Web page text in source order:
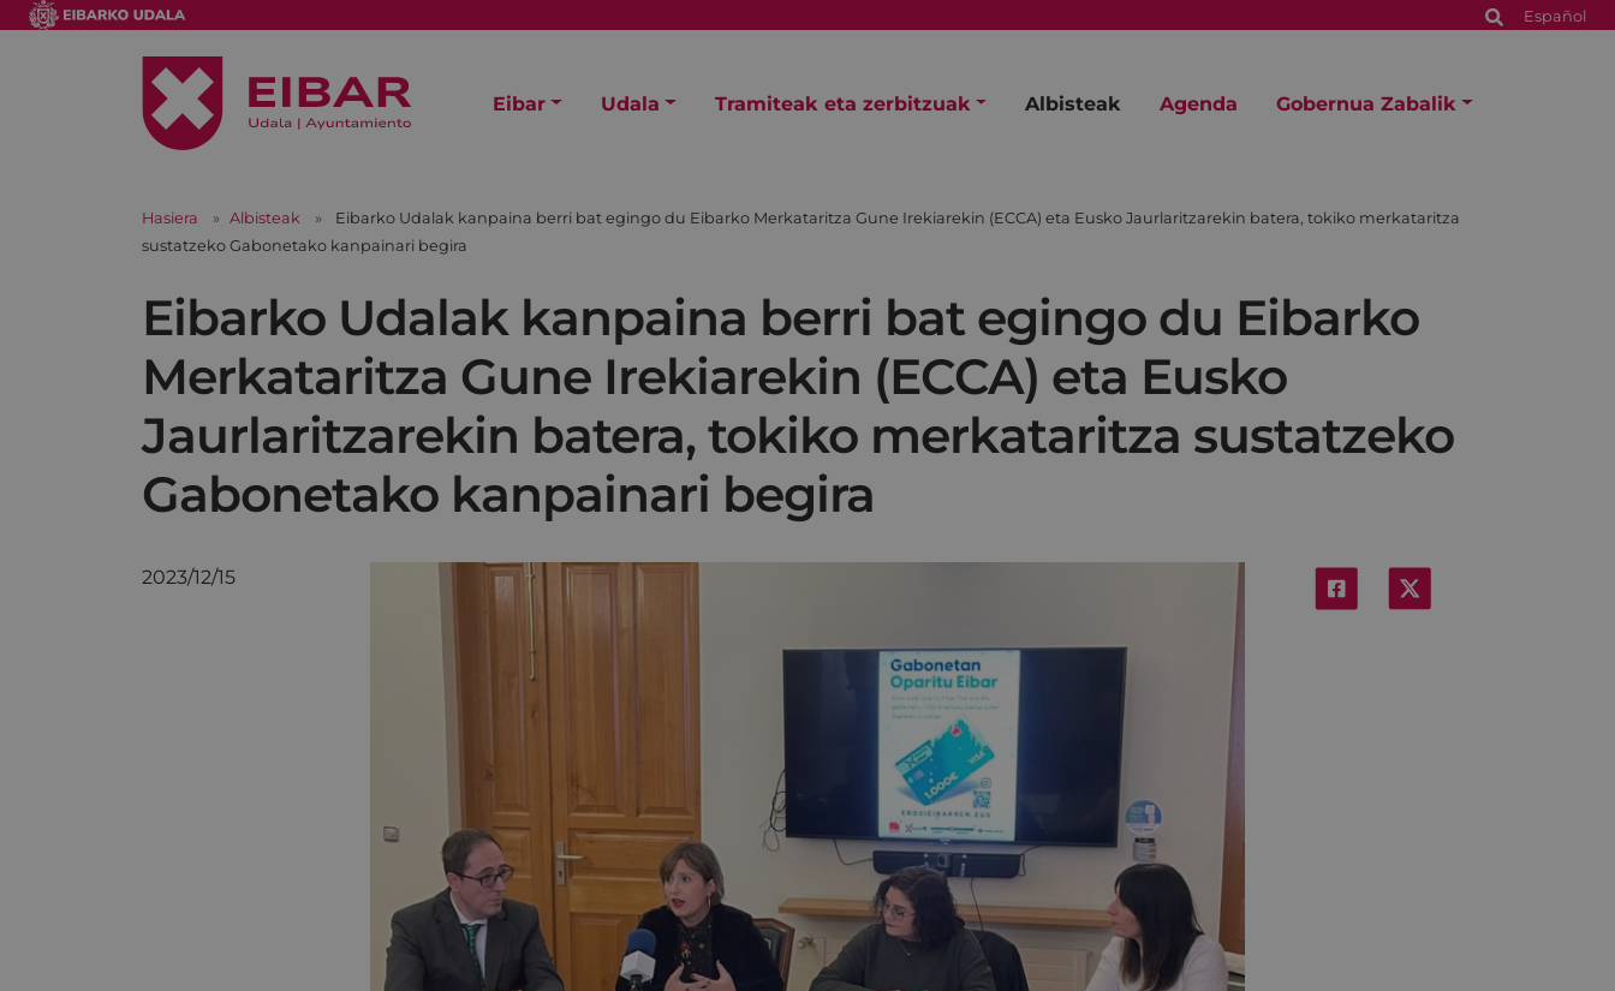
Español
Eibar Udala Tramiteak eta zerbitzuak Albisteak Agenda Gobernua Zabalik
Hasiera Albisteak
Eibarko Udalak kanpaina berri bat egingo du Eibarko Merkataritza Gune Irekiarekin (ECCA) eta Eusko Jaurlaritzarekin batera, tokiko merkataritza
sustatzeko Gabonetako kanpainari begira
Eibarko Udalak kanpaina berri bat egingo du Eibarko
Merkataritza Gune Irekiarekin (ECCA) eta Eusko
Jaurlaritzarekin batera, tokiko merkataritza sustatzeko
Gabonetako kanpainari begira
2023/12/15